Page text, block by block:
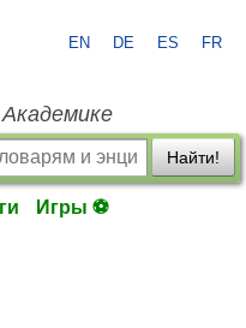
EN DE ES FR
Найти!
Игры ⚽